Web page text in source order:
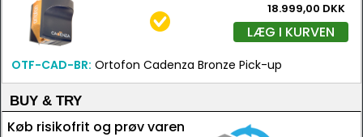
18.999,00 DKK
LÆG I KURVEN
OTF-CAD-BR: Ortofon Cadenza Bronze Pick-up
BUY & TRY
Køb risikofrit og prøv varen